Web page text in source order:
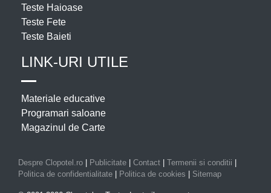
Teste Haioase
Teste Fete
Teste Baieti
LINK-URI UTILE
Materiale educative
Programari saloane
Magazinul de Carte
Despre Clopotel.ro | Publicitate | Contact | Termenii si conditii |
Politica de confidentialitate | Politica de cookies | Sitemap